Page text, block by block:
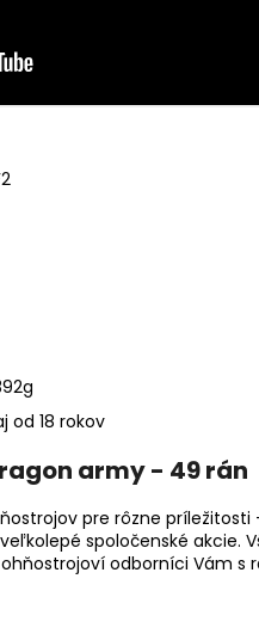
od 18 rokov
army - 49 rán
pre rôzne
spoločenské akcie.
odborníci Vám